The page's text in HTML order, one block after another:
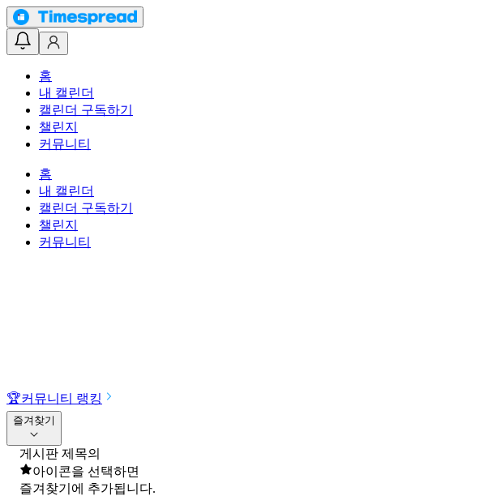
홈
내 캘린더
캘린더 구독하기
챌린지
커뮤니티
홈
내 캘린더
캘린더 구독하기
챌린지
커뮤니티
🏆커뮤니티 랭킹
즐겨찾기
게시판 제목의
아이콘을 선택하면
즐겨찾기에 추가됩니다.